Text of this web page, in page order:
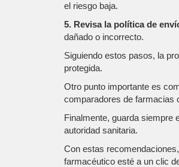
el riesgo baja.
5. Revisa la política de
dañado o incorrecto.
Siguiendo estos pasos, la
protegida.
Otro punto importante es
comparadores de farmacias
Finalmente, guarda siempre
autoridad sanitaria.
Con estas
farmacéutico esté a un clic